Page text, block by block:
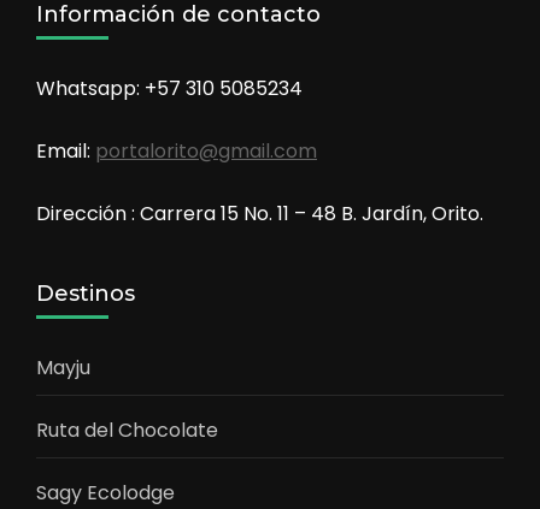
Información de contacto
Whatsapp: +57 310 5085234
Email: portalorito@gmail.com
Dirección : Carrera 15 No. 11 – 48 B. Jardín, Orito.
Destinos
Mayju
Ruta del Chocolate
Sagy Ecolodge